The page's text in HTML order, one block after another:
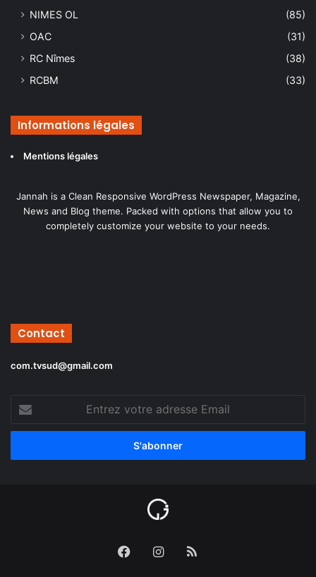
NIMES OL
(85)
OAC
(31)
RC Nîmes
(38)
RCBM
(33)
Informations légales
Mentions légales
Jannah is a Clean Responsive WordPress Newspaper, Magazine,
News and Blog theme. Packed with options that allow you to
completely customize your website to your needs.
Contact
com.tvsud@gmail.com
votre
adresse
FacebookInstagram
RSS